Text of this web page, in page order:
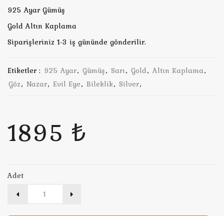
925 Ayar Gümüş
Gold Altın Kaplama
Siparişleriniz 1-3 iş gününde gönderilir.
Etiketler : 925 Ayar, Gümüş, Sarı, Gold, Altın Kaplama,
Göz, Nazar, Evil Eye, Bileklik, Silver,
1895 ₺
Adet